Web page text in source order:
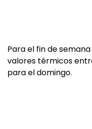
Para el fin de
valores térmicos
para el domingo.